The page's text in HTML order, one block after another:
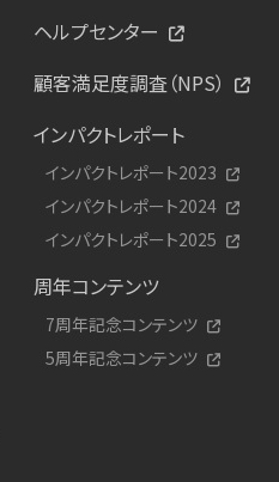
ヘルプセンター
顧客満足度調査（NPS）
インパクトレポート
インパクトレポート2023
インパクトレポート2024
インパクトレポート2025
周年コンテンツ
7周年記念コンテンツ
5周年記念コンテンツ